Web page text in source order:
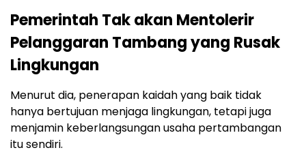
Pemerintah Tak akan Mentolerir
Pelanggaran Tambang yang Rusak
Lingkungan
Menurut dia, penerapan kaidah yang baik tidak
hanya bertujuan menjaga lingkungan, tetapi juga
menjamin keberlangsungan usaha pertambangan
itu sendiri.